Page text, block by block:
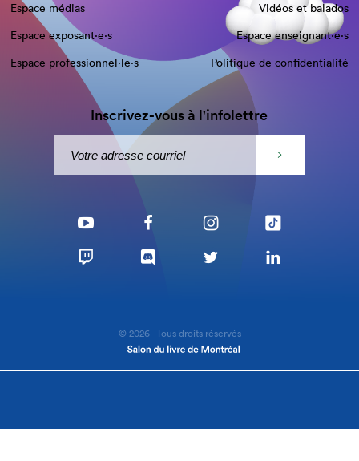
Espace médias
Vidéos et balados
Espace exposant·e⋅s
Espace enseignant·e⋅s
Espace professionnel·le⋅s
Politique de confidentialité
Inscrivez-vous à l'infolettre
© 2026 - Tous droits réservés